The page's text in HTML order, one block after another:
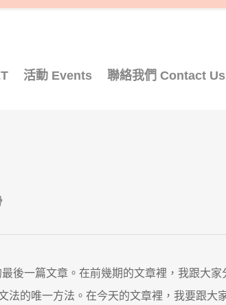
活動 Events 聯絡我們 Contact Us
後一篇文章。在前幾期的文章裡，我跟大家
法的唯一方法。在今天的文章裡，我要跟大